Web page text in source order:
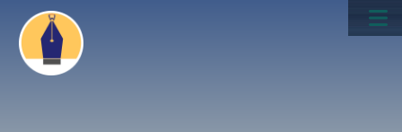
Pasar
contenido
principal